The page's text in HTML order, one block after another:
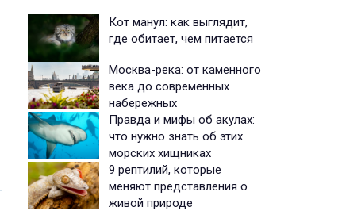
Кот манул: как выглядит,
где обитает, чем питается
Москва-река: от каменного
века до современных
набережных
Правда и мифы об акулах:
что нужно знать об этих
морских хищниках
9 рептилий, которые
меняют представления о
живой природе